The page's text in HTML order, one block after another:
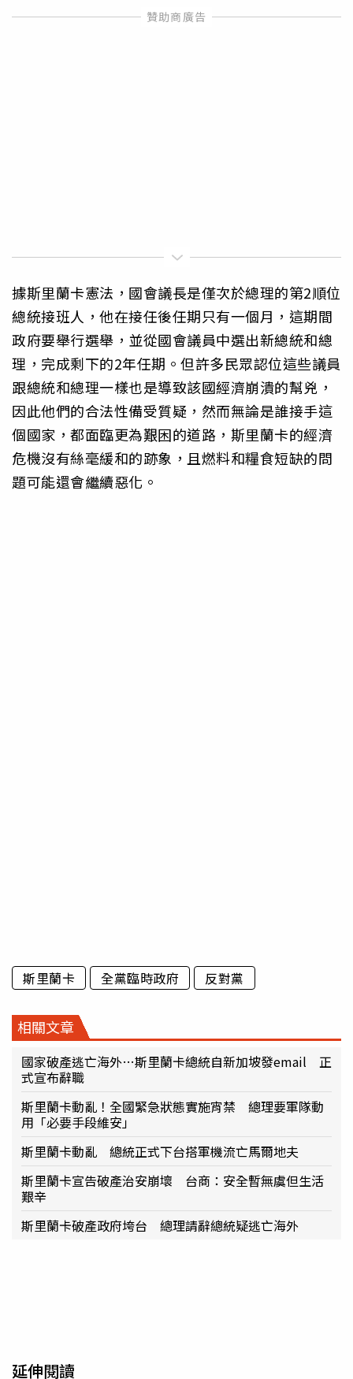
據斯里蘭卡憲法，國會議長是僅次於總理的第2順位
總統接班人，他在接任後任期只有一個月，這期間
政府要舉行選舉，並從國會議員中選出新總統和總
理，完成剩下的2年任期。但許多民眾認位這些議員
跟總統和總理一樣也是導致該國經濟崩潰的幫兇，
因此他們的合法性備受質疑，然而無論是誰接手這
個國家，都面臨更為艱困的道路，斯里蘭卡的經濟
危機沒有絲毫緩和的跡象，且燃料和糧食短缺的問
題可能還會繼續惡化。
斯里蘭卡 全黨臨時政府 反對黨
相關文章
國家破產逃亡海外…斯里蘭卡總統自新加坡發email 正
式宣布辭職
斯里蘭卡動亂！全國緊急狀態實施宵禁 總理要軍隊動
用「必要手段維安」
斯里蘭卡動亂 總統正式下台搭軍機流亡馬爾地夫
斯里蘭卡宣告破產治安崩壞 台商：安全暫無虞但生活
艱辛
斯里蘭卡破產政府垮台 總理請辭總統疑逃亡海外
延伸閱讀